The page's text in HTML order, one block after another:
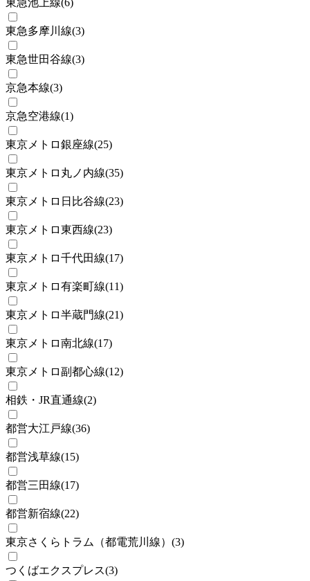
東急池上線(6)
東急多摩川線(3)
東急世田谷線(3)
京急本線(3)
京急空港線(1)
東京メトロ銀座線(25)
東京メトロ丸ノ内線(35)
東京メトロ日比谷線(23)
東京メトロ東西線(23)
東京メトロ千代田線(17)
東京メトロ有楽町線(11)
東京メトロ半蔵門線(21)
東京メトロ南北線(17)
東京メトロ副都心線(12)
相鉄・JR直通線(2)
都営大江戸線(36)
都営浅草線(15)
都営三田線(17)
都営新宿線(22)
東京さくらトラム（都電荒川線） (3)
つくばエクスプレス(3)